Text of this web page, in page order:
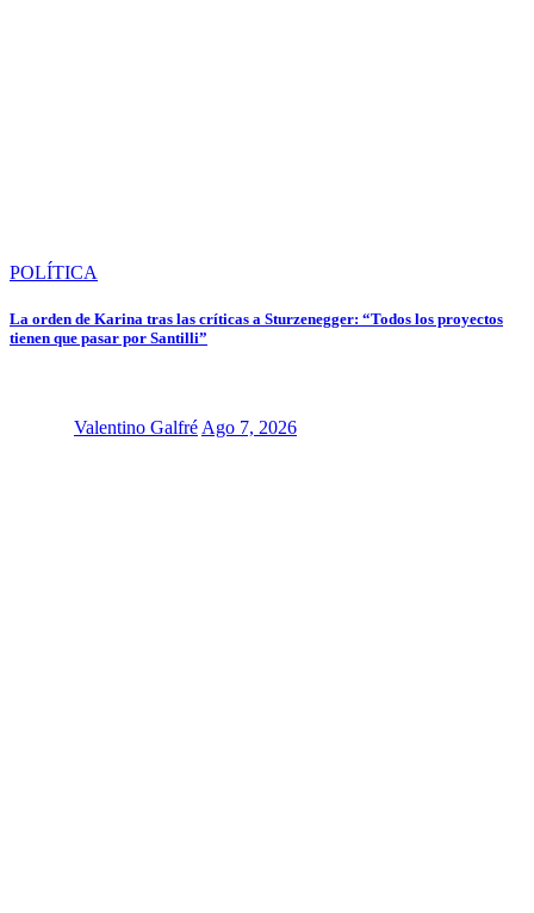
POLÍTICA
La orden de Karina tras las críticas a Sturzenegger: “Todos los proyectos
tienen que pasar por Santilli”
Valentino GalfréAgo 7, 2026